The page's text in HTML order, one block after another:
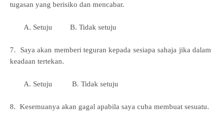
tugasan yang berisiko dan mencabar.
A. Setuju B. Tidak setuju
7. Saya akan memberi teguran kepada sesiapa sahaja jika dalam
keadaan tertekan.
A. Setuju B. Tidak setuju
8. Kesemuanya akan gagal apabila saya cuba membuat sesuatu.